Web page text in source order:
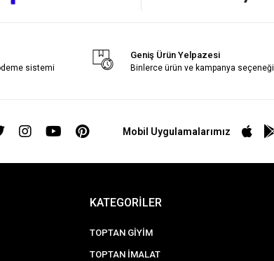
sistemi
Geniş Ürün Yelpazesi
Binlerce ürün ve kampanya seçeneği
Mobil Uygulamalarımız
KATEGORİLER
TOPTAN GİYİM
TOPTAN İMALAT